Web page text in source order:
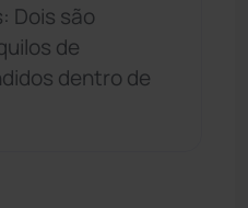
Dois são
de
dentro de